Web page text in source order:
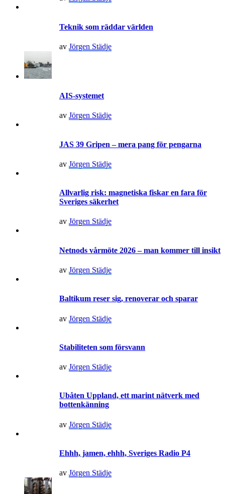
Teknik som räddar världen
av Jörgen Städje
AIS-systemet
av Jörgen Städje
JAS 39 Gripen – mera pang för pengarna
av Jörgen Städje
Allvarlig risk: magnetiska fiskar en fara för
Sveriges säkerhet
av Jörgen Städje
Netnods vårmöte 2026 – man kommer till insikt
av Jörgen Städje
Baltikum reser sig, renoverar och sparar
av Jörgen Städje
Stabiliteten som försvann
av Jörgen Städje
Ubåten Uppland, ett marint nätverk med
bottenkänning
av Jörgen Städje
Ehhh, jamen, ehhh, Sveriges Radio P4
av Jörgen Städje